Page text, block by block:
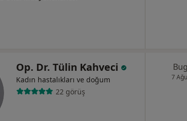
Op. Dr. Tülin Kahveci
Kadın hastalıkları ve doğum
22 görüş
7